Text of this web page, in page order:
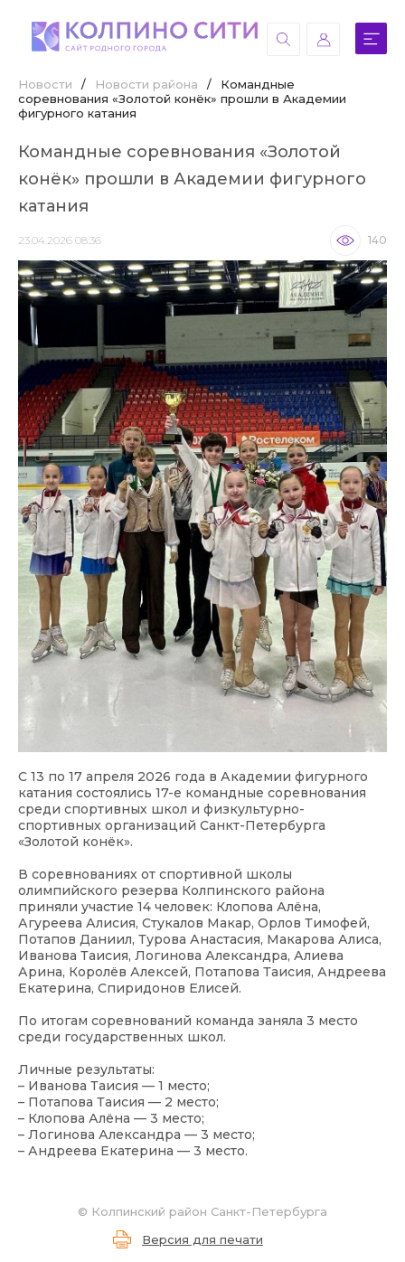
Новости / Новости района /
Командные
соревнования «Золотой конёк» прошли в Академии
фигурного катания
Командные соревнования «Золотой
конёк» прошли в Академии фигурного
катания
23.04.2026 08:36 140
С 13 по 17 апреля 2026 года в Академии фигурного
катания состоялись 17-е командные соревнования
среди спортивных школ и физкультурно-
спортивных организаций Санкт-Петербурга
«Золотой конёк».
В соревнованиях от спортивной школы
олимпийского резерва Колпинского района
приняли участие 14 человек: Клопова Алёна,
Агуреева Алисия, Стукалов Макар, Орлов Тимофей,
Потапов Даниил, Турова Анастасия, Макарова Алиса,
Иванова Таисия, Логинова Александра, Алиева
Арина, Королёв Алексей, Потапова Таисия, Андреева
Екатерина, Спиридонов Елисей.
По итогам соревнований команда заняла 3 место
среди государственных школ.
Личные результаты:
– Иванова Таисия — 1 место;
– Потапова Таисия — 2 место;
– Клопова Алёна — 3 место;
– Логинова Александра — 3 место;
– Андреева Екатерина — 3 место.
© Колпинский район Санкт-Петербурга
Версия для печати